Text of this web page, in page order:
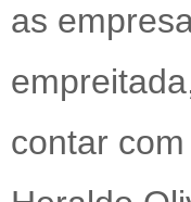
as
contar